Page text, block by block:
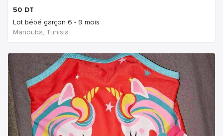
50 DT
Lot bébé garçon 6 - 9 mois
Manouba, Tunisia